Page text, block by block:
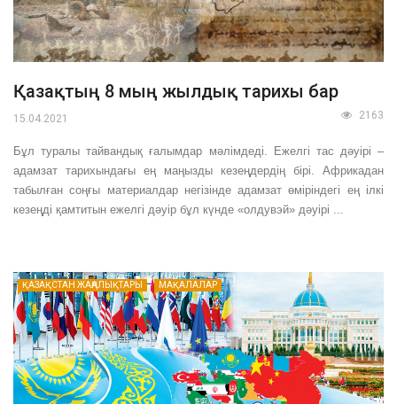
Қазақтың 8 мың жылдық тарихы бар
15.04.2021 2163
Бұл туралы тайвандық ғалымдар мәлімдеді. Ежелгі тас дәуірі –
адамзат тарихындағы ең маңызды кезеңдердің бірі. Африкадан
табылған соңғы материалдар негізінде адамзат өміріндегі ең ілкі
кезеңді қамтитын ежелгі дәуір бұл күнде «олдувэй» дәуірі ...
ҚАЗАҚСТАН ЖАҢАЛЫҚТАРЫ МАҚАЛАЛАР